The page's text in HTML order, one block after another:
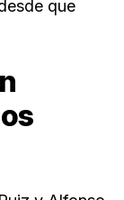
que